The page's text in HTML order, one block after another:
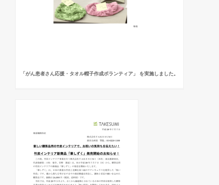
「がん患者さん応援・タオル帽子作成ボランティア」 を実施しました。